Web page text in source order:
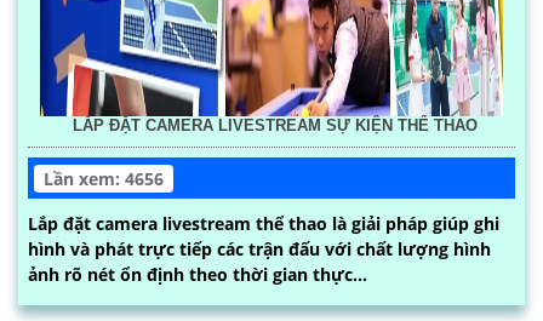
LẮP ĐẶT CAMERA LIVESTREAM SỰ KIỆN THỂ THAO
Lần xem: 4656
Lắp đặt camera livestream thể thao là giải pháp giúp ghi
hình và phát trực tiếp các trận đấu với chất lượng hình
ảnh rõ nét ổn định theo thời gian thực...